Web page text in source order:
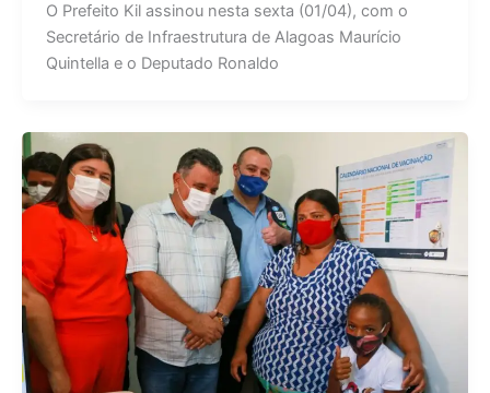
O Prefeito Kil assinou nesta sexta (01/04), com o
Secretário de Infraestrutura de Alagoas Maurício
Quintella e o Deputado Ronaldo